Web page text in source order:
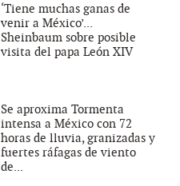
‘Tiene muchas ganas de
venir a México’...
Sheinbaum sobre posible
visita del papa León XIV
Se aproxima Tormenta
intensa a México con 72
horas de lluvia, granizadas y
fuertes ráfagas de viento
de...